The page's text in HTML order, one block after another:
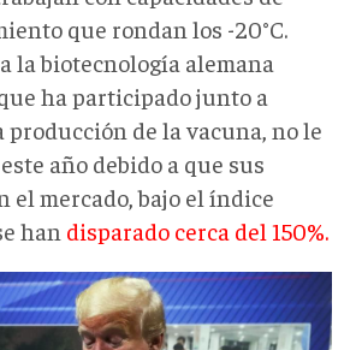
que rondan los -20°C.
la biotecnología alemana
ha participado junto a
producción de la vacuna, no le
año debido a que sus
el mercado, bajo el índice
han disparado cerca del 150%.